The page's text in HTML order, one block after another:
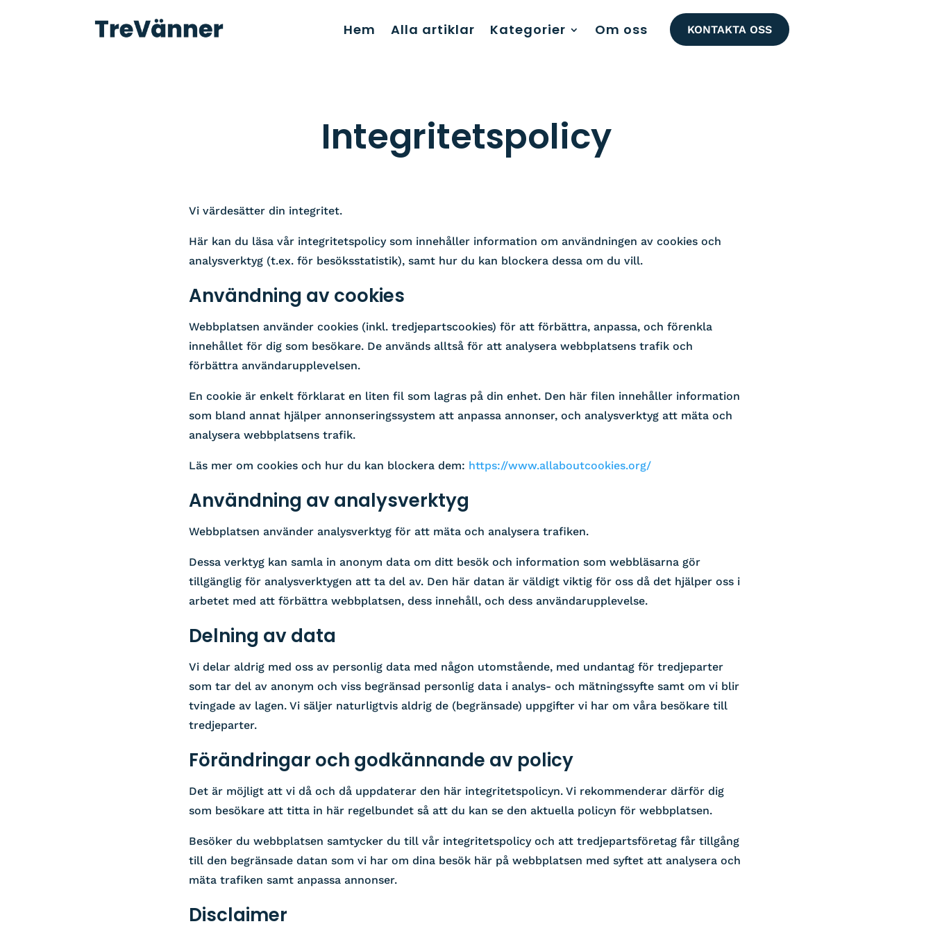
Hem Alla artiklar Kategorier Om oss KONTAKTA OSS
Integritetspolicy
Vi värdesätter din integritet.
Här kan du läsa vår integritetspolicy som innehåller information om användningen av cookies och
analysverktyg (t.ex. för besöksstatistik), samt hur du kan blockera dessa om du vill.
Användning av cookies
Webbplatsen använder cookies (inkl. tredjepartscookies) för att förbättra, anpassa, och förenkla
innehållet för dig som besökare. De används alltså för att analysera webbplatsens trafik och
förbättra användarupplevelsen.
En cookie är enkelt förklarat en liten fil som lagras på din enhet. Den här filen innehåller information
som bland annat hjälper annonseringssystem att anpassa annonser, och analysverktyg att mäta och
analysera webbplatsens trafik.
Läs mer om cookies och hur du kan blockera dem: https://www.allaboutcookies.org/
Användning av analysverktyg
Webbplatsen använder analysverktyg för att mäta och analysera trafiken.
Dessa verktyg kan samla in anonym data om ditt besök och information som webbläsarna gör
tillgänglig för analysverktygen att ta del av. Den här datan är väldigt viktig för oss då det hjälper oss i
arbetet med att förbättra webbplatsen, dess innehåll, och dess användarupplevelse.
Delning av data
Vi delar aldrig med oss av personlig data med någon utomstående, med undantag för tredjeparter
som tar del av anonym och viss begränsad personlig data i analys- och mätningssyfte samt om vi blir
tvingade av lagen. Vi säljer naturligtvis aldrig de (begränsade) uppgifter vi har om våra besökare till
tredjeparter.
Förändringar och godkännande av policy
Det är möjligt att vi då och då uppdaterar den här integritetspolicyn. Vi rekommenderar därför dig
som besökare att titta in här regelbundet så att du kan se den aktuella policyn för webbplatsen.
Besöker du webbplatsen samtycker du till vår integritetspolicy och att tredjepartsföretag får tillgång
till den begränsade datan som vi har om dina besök här på webbplatsen med syftet att analysera och
mäta trafiken samt anpassa annonser.
Disclaimer